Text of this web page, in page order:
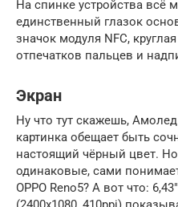
На спинке устройства всё
единственный глазок
значок модуля NFC,
отпечатков пальцев и
Экран
Ну что тут скажешь,
картинка обещает быть
настоящий чёрный цвет.
одинаковые, сами
OPPO Reno5? А вот что: